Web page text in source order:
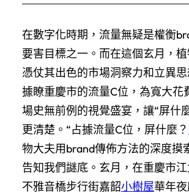
在數字化時期，流量無疑是權衡
要害目標之一。而在這個玄月，
憑仗其出色的市場洞察力和立異
據瞭重慶市的流量C位，為寬大花
場史無前例的視覺盛宴，讓“屏什
更清楚。“占據流量C位，屏什麼？
物大夫用brand傳佈方法的深度摸
告知我們謎底。玄月，在重慶市
不雅音橋步行街嘉韶小樹屋華年夜